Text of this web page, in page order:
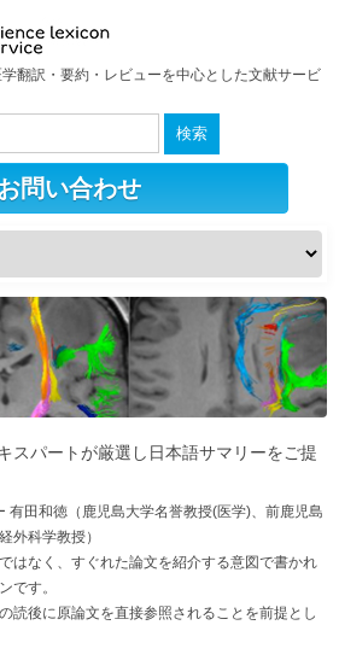
翻訳・要約・レビューを中心とした文献サービ
問い合わせ
スパートが厳選し日本語サマリーをご提
有田和徳（鹿児島大学名誉教授(医学)、前鹿児島
外科学教授）
はなく、すぐれた論文を紹介する意図で書かれ
です。
読後に原論文を直接参照されることを前提とし